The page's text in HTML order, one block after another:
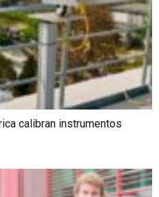
calibran instrumentos